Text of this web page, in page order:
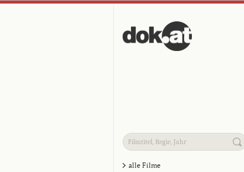
alle Filme